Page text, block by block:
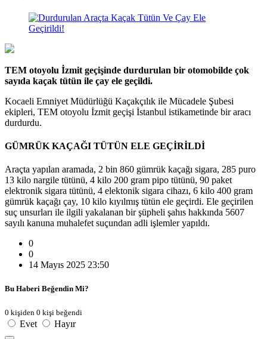
TEM otoyolu İzmit geçişinde durdurulan bir otomobilde çok
sayıda kaçak tütün ile çay ele geçildi.
Kocaeli Emniyet Müdürlüğü Kaçakçılık ile Mücadele Şubesi
ekipleri, TEM otoyolu İzmit geçişi İstanbul istikametinde bir aracı
durdurdu.
GÜMRÜK KAÇAĞI TÜTÜN ELE GEÇİRİLDİ
Araçta yapılan aramada, 2 bin 860 gümrük kaçağı sigara, 285 puro
13 kilo nargile tütünü, 4 kilo 200 gram pipo tütünü, 90 paket
elektronik sigara tütünü, 4 elektonik sigara cihazı, 6 kilo 400 gram
gümrük kaçağı çay, 10 kilo kıyılmış tütün ele geçirdi. Ele geçirilen
suç unsurları ile ilgili yakalanan bir şüpheli şahıs hakkında 5607
sayılı kanuna muhalefet suçundan adli işlemler yapıldı.
0
0
14 Mayıs 2025 23:50
Bu Haberi Beğendin Mi?
0 kişiden 0 kişi beğendi
Evet Hayır